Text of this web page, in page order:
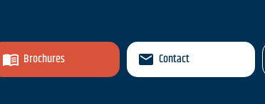
Brochures Contact